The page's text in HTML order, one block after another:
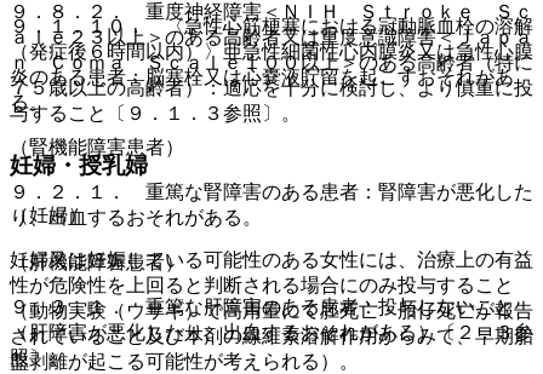
９．８．２． 重度神経障害＜ＮＩＨ Ｓｔｒｏｋｅ Ｓｃ
ａｌｅ２３以上＞のある高齢者又は重度意識障害＜Ｊａｐａ
ｎ Ｃｏｍａ Ｓｃａｌｅ１００以上＞のある高齢者（特に
７５歳以上の高齢者）：適応を十分に検討し、より慎重に投
与すること〔９．１．３参照〕。
妊婦・授乳婦
（妊婦）
妊婦又は妊娠している可能性のある女性には、治療上の有益
性が危険性を上回ると判断される場合にのみ投与すること
（動物実験（ウサギ）で高用量にて胚死亡・胎仔死亡が報告
されていること及び本剤の線維素溶解作用からみて、早期胎
盤剥離が起こる可能性が考えられる）。
９．１．１０． 〈急性心筋梗塞における冠動脈血栓の溶解
（発症後６時間以内）〉亜急性細菌性心内膜炎又は急性心膜
炎のある患者：脳塞栓又は心嚢液貯留を起こすおそれがあ
る。
（腎機能障害患者）
９．２．１． 重篤な腎障害のある患者：腎障害が悪化した
り、出血するおそれがある。
（肝機能障害患者）
９．３．１． 重篤な肝障害のある患者：投与しないこと
（肝障害が悪化したり、出血するおそれがある）〔２．３参
照〕。